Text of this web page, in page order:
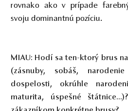
rovnako ako v prípade
svoju dominantnú pozíciu.
MIAU: Hodí sa ten-ktorý brus
(zásnuby, sobáš,
dospelosti, okrúhle
maturita, úspešné